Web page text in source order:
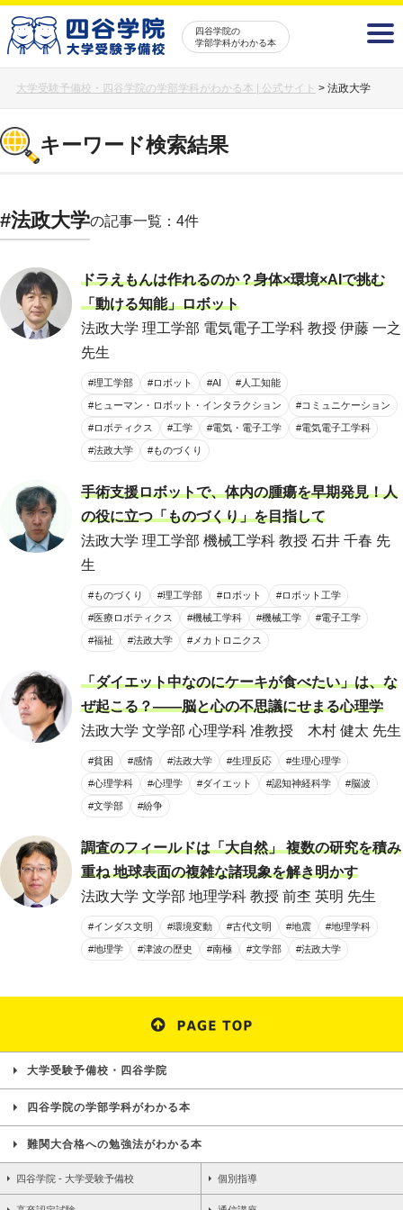
四谷学院の
学部学科がわかる本
大学受験予備校・四谷学院の学部学科がわかる本 | 公式サイト > 法政大学
キーワード検索結果
#法政大学の記事一覧：4件
ドラえもんは作れるのか？身体×環境×AIで挑む
「動ける知能」ロボット
法政大学 理工学部 電気電子工学科 教授 伊藤 一之
先生
#理工学部 #ロボット #AI #人工知能
#ヒューマン・ロボット・インタラクション #コミュニケーション
#ロボティクス #工学 #電気・電子工学 #電気電子工学科
#法政大学 #ものづくり
手術支援ロボットで、体内の腫瘍を早期発見！人
の役に立つ「ものづくり」を目指して
法政大学 理工学部 機械工学科 教授 石井 千春 先
生
#ものづくり #理工学部 #ロボット #ロボット工学
#医療ロボティクス #機械工学科 #機械工学 #電子工学
#福祉 #法政大学 #メカトロニクス
「ダイエット中なのにケーキが食べたい」は、な
ぜ起こる？――脳と心の不思議にせまる心理学
法政大学 文学部 心理学科 准教授 木村 健太 先生
#貧困 #感情 #法政大学 #生理反応 #生理心理学
#心理学科 #心理学 #ダイエット #認知神経科学 #脳波
#文学部 #紛争
調査のフィールドは「大自然」 複数の研究を積み
重ね 地球表面の複雑な諸現象を解き明かす
法政大学 文学部 地理学科 教授 前杢 英明 先生
#インダス文明 #環境変動 #古代文明 #地震 #地理学科
#地理学 #津波の歴史 #南極 #文学部 #法政大学
大学受験予備校・四谷学院
四谷学院の学部学科がわかる本
難関大合格への勉強法がわかる本
四谷学院 - 大学受験予備校 個別指導